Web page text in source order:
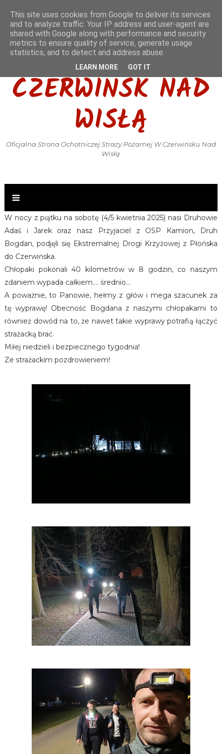
OSP KSRG
CZERWIŃSK NAD
WISŁĄ
Oficjalna Strona Ochotniczej Straży Pożarnej W Czerwińsku Nad
Wisłą
W nocy z piątku na sobotę (4/5 kwietnia 2025) nasi Druhowie
Adaś i Jarek oraz nasz Przyjaciel z OSP Kamion, Druh
Bogdan, podjęli się Ekstremalnej Drogi Krzyżowej z Płońska
do Czerwińska.
Chłopaki pokonali 40 kilometrów w 8 godzin, co naszym
zdaniem wypada całkiem.... średnio...
A poważnie, to Panowie, hełmy z głów i mega szacunek za
tę wyprawę! Obecność Bogdana z naszymi chłopakami to
również dowód na to, że nawet takie wyprawy potrafią łączyć
strażacką brać.
Miłej niedzieli i bezpiecznego tygodnia!
Ze strażackim pozdrowieniem!
This site uses cookies from Google to deliver its services
and to analyze traffic. Your IP address and user-agent are
shared with Google along with performance and security
metrics to ensure quality of service, generate usage
statistics, and to detect and address abuse.
LEARN MORE GOT IT